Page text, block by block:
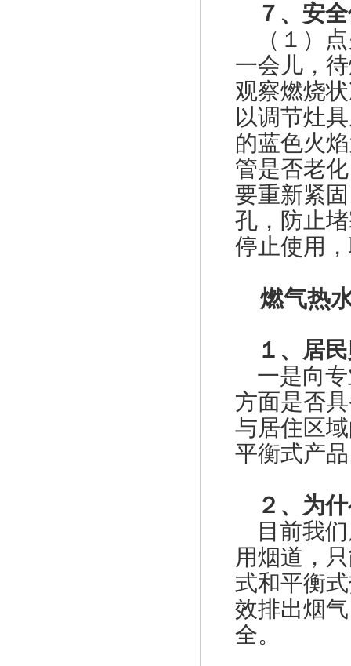
７、安全
（１）点
一会儿，
观察燃烧
以调节灶
的蓝色火
管是否老
要重新紧
孔，防止
停止使用
燃气热
１、居民
一是向专
方面是否
与居住区
平衡式产
２、为什
目前我们
用烟道，
式和平衡
效排出烟
全。